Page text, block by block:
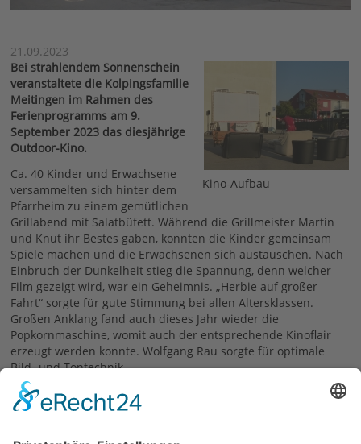
21.09.2023
Kino-Aufbau
Bei strahlendem Sonnenschein
veranstaltete die Kolpingsfamilie
Meitingen im Rahmen des
Ferienprogramms am 9.
September 2023 das diesjährige
Outdoor-Kino.
Ca. 40 Kinder und Erwachsene
versammelten sich hinter dem
Pfarrheim zu einem gemütlichen
Grillabend mit Salatbüfett. Während die Grillmeister Martin
und Knut ihr Bestes gaben, konnten die Kinder gemeinsam
Spiele machen und die Erwachsenen sich austauschen. Nach
Einbruch der Dunkelheit stieg die Spannung, denn welcher
Film gezeigt wird, war ein Geheimnis. „Herbie auf großer
Fahrt“ sorgte für gute Stimmung bei allen Altersklassen.
Großen Anklang fand auch dieses Jahr wieder die
Popkornmaschine, womit auch der entsprechende Kinoflair
erzeugt werden konnte. Wolfgang Rau sorgte für optimale
Bild- und Tontechnik.
Text: Elfriede Mairle; Bilder: Martin Schmied